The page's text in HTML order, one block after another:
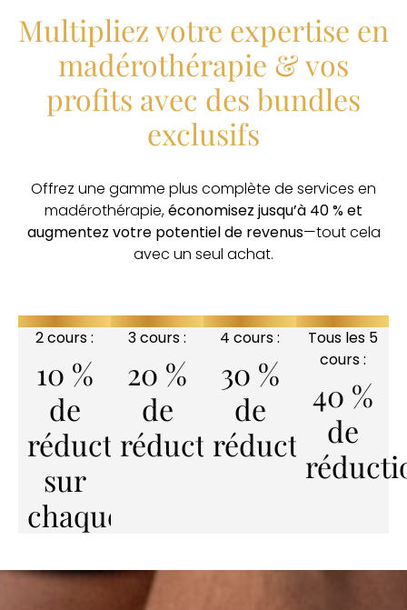
Multipliez votre expertise en
madérothérapie & vos
profits avec des bundles
exclusifs
Offrez une gamme plus complète de services en
madérothérapie,économisez jusqu’à 40 % et
augmentez votre potentiel de revenus—tout cela
avec un seul achat.
2 cours :
10 %
de
réduction
sur
chaque
3 cours :
20 %
de
réduction
4 cours :
30 %
de
réduction
Tous les 5
cours :
40 %
de